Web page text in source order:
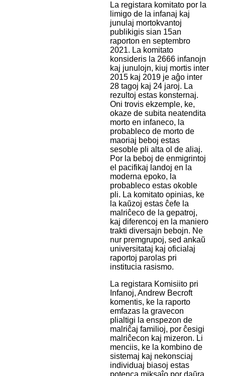
La registara komitato por la
limigo de la infanaj kaj
junulaj mortokvantoj
publikigis sian 15an
raporton en septembro
2021. La komitato
konsideris la 2666 infanojn
kaj junulojn, kiuj mortis inter
2015 kaj 2019 je aĝo inter
28 tagoj kaj 24 jaroj. La
rezultoj estas konsternaj.
Oni trovis ekzemple, ke,
okaze de subita neatendita
morto en infaneco, la
probableco de morto de
maoriaj beboj estas
sesoble pli alta ol de aliaj.
Por la beboj de enmigrintoj
el pacifikaj landoj en la
moderna epoko, la
probableco estas okoble
pli. La komitato opinias, ke
la kaŭzoj estas ĉefe la
malriĉeco de la gepatroj,
kaj diferencoj en la maniero
trakti diversajn bebojn. Ne
nur premgrupoj, sed ankaŭ
universitataj kaj oficialaj
raportoj parolas pri
institucia rasismo.
La registara Komisiito pri
Infanoj, Andrew Becroft
komentis, ke la raporto
emfazas la gravecon
plialtigi la enspezon de
malriĉaj familioj, por ĉesigi
malriĉecon kaj mizeron. Li
menciis, ke la kombino de
sistemaj kaj nekonsciaj
individuaj biasoj estas